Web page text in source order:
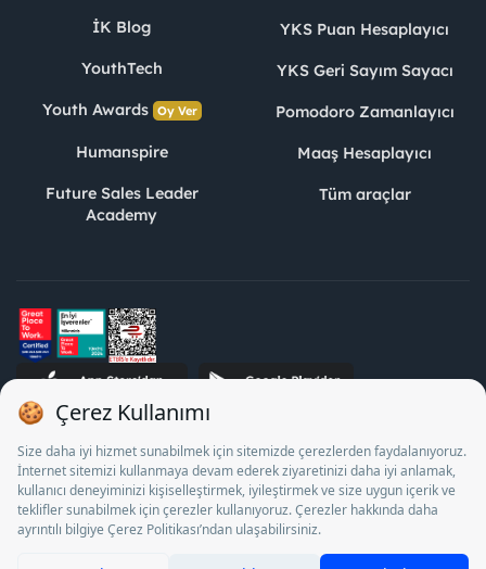
İK Blog
YouthTech
Youth Awards Oy Ver
Humanspire
Future Sales Leader
Academy
YKS Puan Hesaplayıcı
YKS Geri Sayım Sayacı
Pomodoro Zamanlayıcı
Maaş Hesaplayıcı
Tüm araçlar
STJ İnsan Kaynakları Bilişim ve Danışmanlık A.Ş. Özel İstihdam
Bürosu Olarak 13/05/2025 - 12/05/2028 tarihleri arasında
faaliyette bulunmak üzere, Türkiye İş Kurumu tarafından
18/04/2025 tarih ve 18095710 sayılı karar uyarınca 1078 nolu
belge ile faaliyet göstermektedir. 4904 sayılı kanun uyarınca iş